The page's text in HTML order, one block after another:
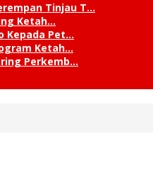
Tinjau T…
Ketah…
Kepada Pet…
Ketah…
Perkemb…